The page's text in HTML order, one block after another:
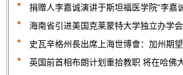
捐赠人李嘉诚演讲于斯坦福医学院“李嘉
海南省引进美国克莱蒙特大学独立办学
史瓦辛格州長出席上海世博會：加州期
英国前首相布朗计划重拾教职 将在哈佛